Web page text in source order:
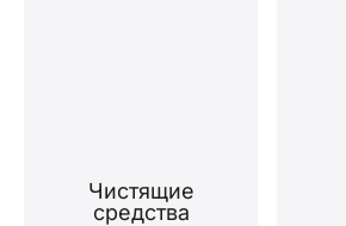
Чистящие
средства